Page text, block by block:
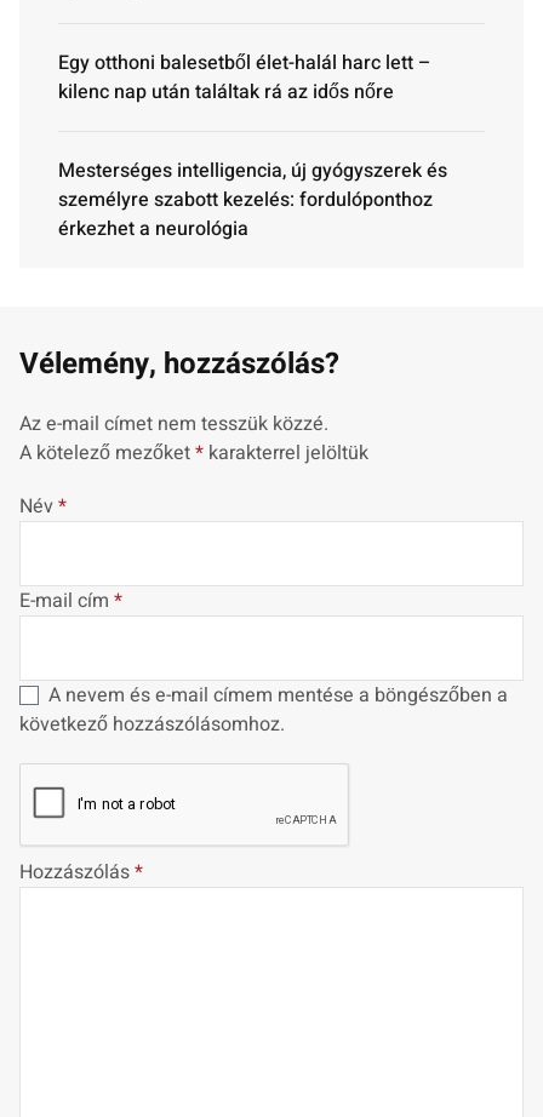
Egy otthoni balesetből élet-halál harc lett –
kilenc nap után találtak rá az idős nőre
Mesterséges intelligencia, új gyógyszerek és
személyre szabott kezelés: fordulóponthoz
érkezhet a neurológia
Vélemény, hozzászólás?
Az e-mail címet nem tesszük közzé.
A kötelező mezőket* karakterrel jelöltük
Név*
E-mail cím *
A nevem és e-mail címem mentése a böngészőben a
következő hozzászólásomhoz.
Hozzászólás*